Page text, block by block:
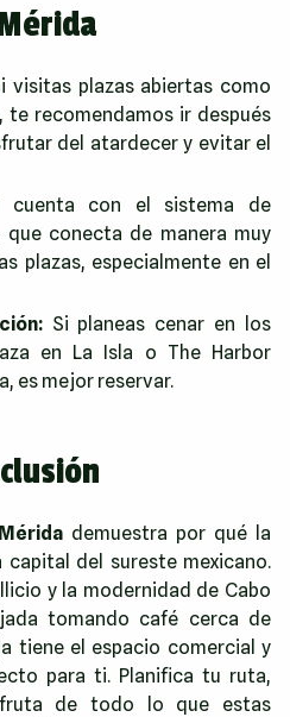
visitas plazas abiertas como
te recomendamos ir después
del atardecer y evitar el
cuenta con el sistema de
conecta de manera muy
plazas, especialmente en el
Si planeas cenar en los
en La Isla o The Harbor
es mejor reservar.
demuestra por qué la
del sureste mexicano.
y la modernidad de Cabo
tomando café cerca de
tiene el espacio comercial y
para ti. Planifica tu ruta,
de todo lo que estas